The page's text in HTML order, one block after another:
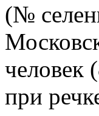
(№
человек
при